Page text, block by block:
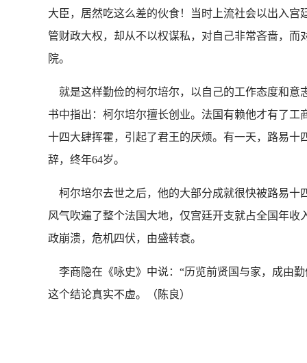
大臣，居然吃这么差的伙食！当时上流社会以出入
管财政大权，却从不以权谋私，对自己非常吝啬，
院。
就是这样勤俭的柯尔培尔，以自己的工作态度和意
书中指出：柯尔培尔擅长创业。法国有赖他才有了
十四大肆挥霍，引起了君王的厌烦。有一天，路易
辞，终年64岁。
柯尔培尔去世之后，他的大部分成就很快被路易十
风气吹遍了整个法国大地，仅宫廷开支就占全国年
政崩溃，危机四伏，由盛转衰。
李商隐在《咏史》中说：“历览前贤国与家，成由
这个结论真实不虚。（陈良）